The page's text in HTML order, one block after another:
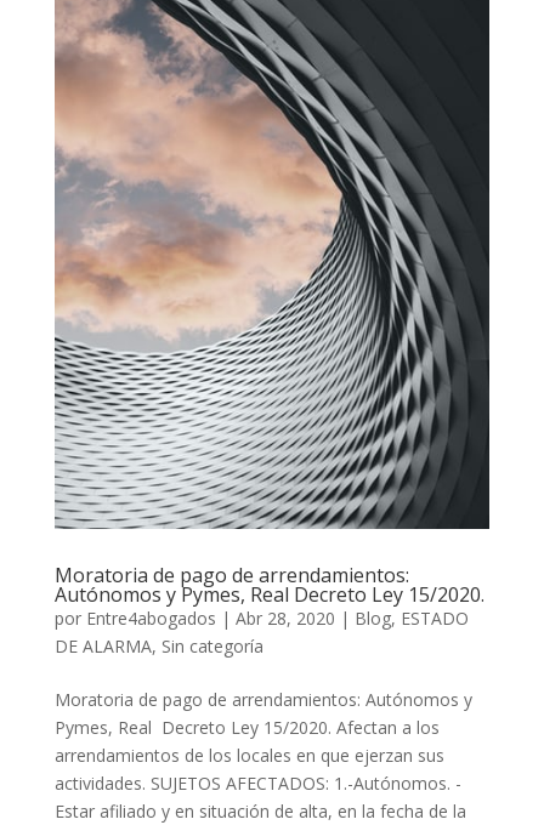
Moratoria de pago de arrendamientos:
Autónomos y Pymes, Real Decreto Ley 15/2020.
por Entre4abogados | Abr 28, 2020 | Blog, ESTADO
DE ALARMA, Sin categoría
Moratoria de pago de arrendamientos: Autónomos y
Pymes, Real Decreto Ley 15/2020. Afectan a los
arrendamientos de los locales en que ejerzan sus
actividades. SUJETOS AFECTADOS: 1.-Autónomos. -
Estar afiliado y en situación de alta, en la fecha de la